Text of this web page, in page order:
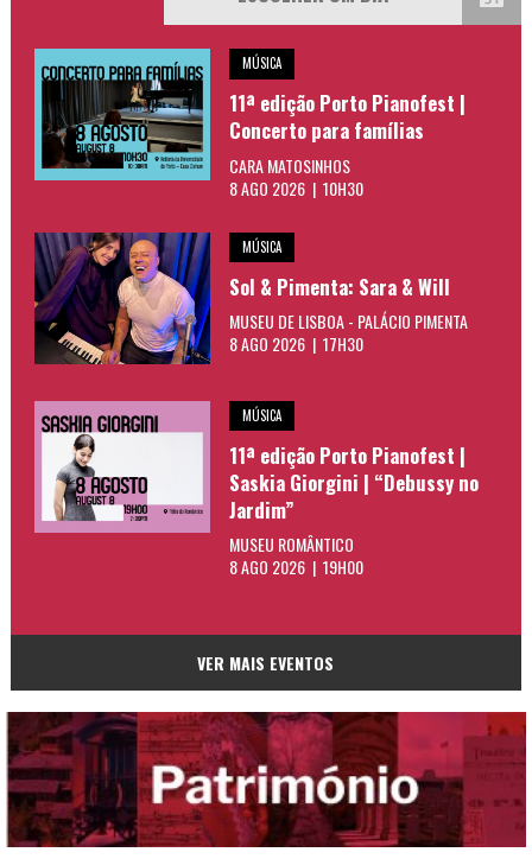
MÚSICA
11ª edição Porto Pianofest |
Concerto para famílias
CARA MATOSINHOS
8 AGO 2026 | 10H30
MÚSICA
Sol & Pimenta: Sara & Will
MUSEU DE LISBOA - PALÁCIO PIMENTA
8 AGO 2026 | 17H30
MÚSICA
11ª edição Porto Pianofest |
Saskia Giorgini | “Debussy no
Jardim”
MUSEU ROMÂNTICO
8 AGO 2026 | 19H00
VER MAIS EVENTOS